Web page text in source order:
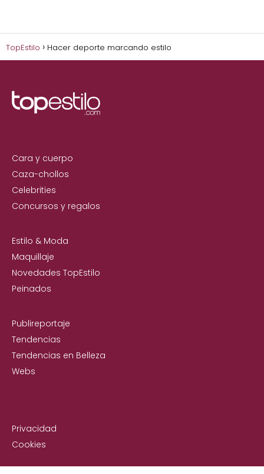
TopEstilo Hacer deporte marcando estilo
Cara y cuerpo
Caza-chollos
Celebrities
Concursos y regalos
Estilo & Moda
Maquillaje
Novedades TopEstilo
Peinados
Publireportaje
Tendencias
Tendencias en Belleza
Webs
Privacidad
Cookies